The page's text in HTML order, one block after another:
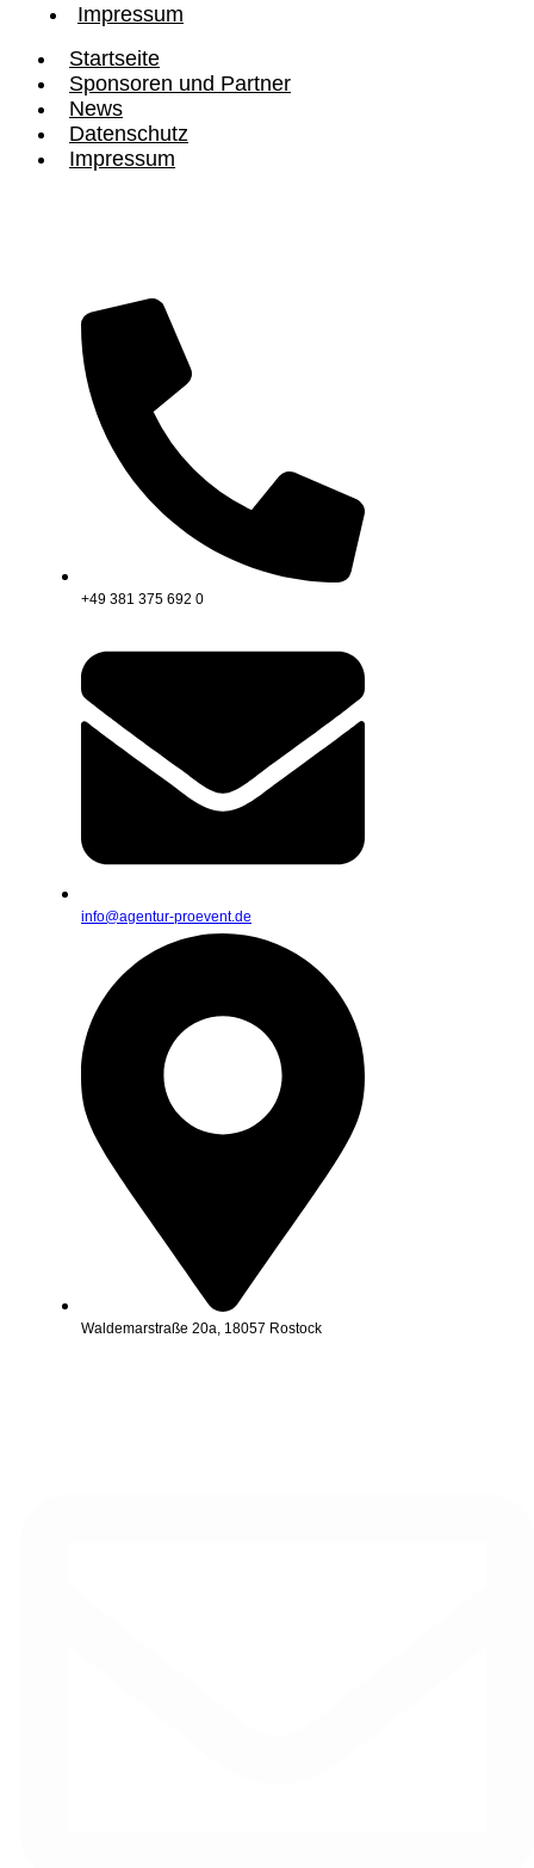
Impressum
Startseite
Sponsoren und Partner
News
Datenschutz
Impressum
+49 381 375 692 0
info@agentur-proevent.de
Waldemarstraße 20a, 18057 Rostock